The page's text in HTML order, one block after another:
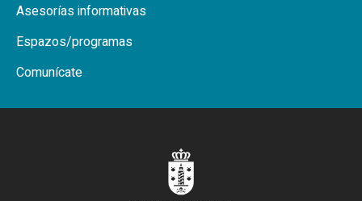
Asesorías informativas
Espazos/programas
Comunícate